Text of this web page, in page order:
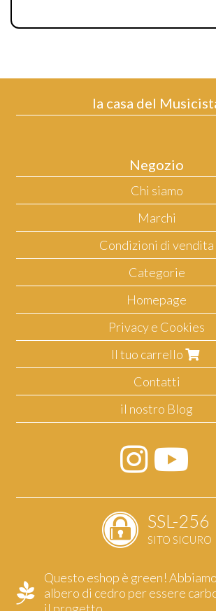
la casa del
Negozio
Chi siamo
Marchi
Condizioni di vendita
Categorie
Homepage
Privacy e Cookies
Il tuo carrello
Contatti
il nostro Blog
SSL-256
SITO SICURO
Questo eshop è green!
albero di cedro per essere